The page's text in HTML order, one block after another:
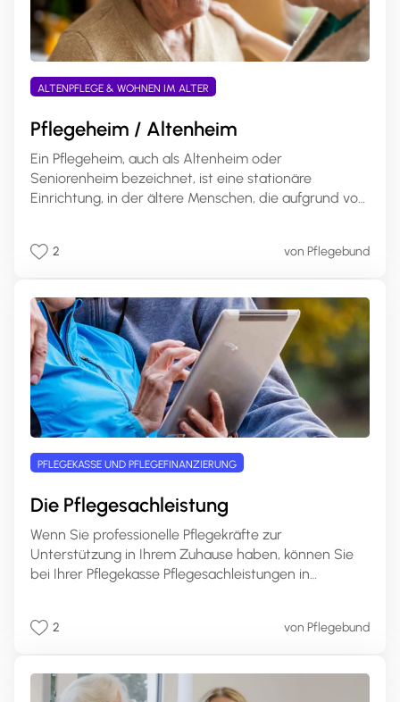
ALTENPFLEGE & WOHNEN IM ALTER
Pflegeheim / Altenheim
Ein Pflegeheim, auch als Altenheim oder
Seniorenheim bezeichnet, ist eine stationäre
Einrichtung, in der ältere Menschen, die aufgrund von
Betreuung und Pflege in einem häuslichen Umfeld
Einrichtungen, die rund um die Uhr professionelle
Pflege und Unterstützung bieten.
2 von Pflegebund
PFLEGEKASSE UND PFLEGEFINANZIERUNG
Die Pflegesachleistung
Wenn Sie professionelle Pflegekräfte zur
Unterstützung in Ihrem Zuhause haben, können Sie
bei Ihrer Pflegekasse Pflegesachleistungen in
pflege.de erfahren Sie, welche Leistungen Sie mit
Anspruch ist und wie Sie die Pflegesachleistungen
beantragen können.
2 von Pflegebund